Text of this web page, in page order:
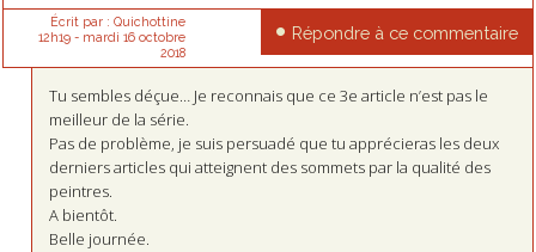
Écrit par : Quichottine
12h19- mardi 16 octobre
2018
Répondre à ce commentaire
Tu sembles déçue… Je reconnais que ce 3e article n’est pas le
meilleur de la série.
Pas de problème, je suis persuadé que tu apprécieras les deux
derniers articles qui atteignent des sommets par la qualité des
peintres.
A bientôt.
Belle journée.